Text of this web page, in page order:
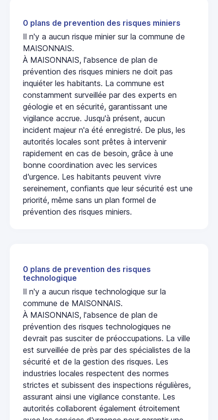
0 plans de prevention des risques miniers
Il n'y a aucun risque minier sur la commune de
MAISONNAIS.
À MAISONNAIS, l'absence de plan de
prévention des risques miniers ne doit pas
inquiéter les habitants. La commune est
constamment surveillée par des experts en
géologie et en sécurité, garantissant une
vigilance accrue. Jusqu'à présent, aucun
incident majeur n'a été enregistré. De plus, les
autorités locales sont prêtes à intervenir
rapidement en cas de besoin, grâce à une
bonne coordination avec les services
d'urgence. Les habitants peuvent vivre
sereinement, confiants que leur sécurité est une
priorité, même sans un plan formel de
prévention des risques miniers.
0 plans de prevention des risques
technologique
Il n'y a aucun risque technologique sur la
commune de MAISONNAIS.
À MAISONNAIS, l'absence de plan de
prévention des risques technologiques ne
devrait pas susciter de préoccupations. La ville
est surveillée de près par des spécialistes de la
sécurité et de la gestion des risques. Les
industries locales respectent des normes
strictes et subissent des inspections régulières,
assurant ainsi une vigilance constante. Les
autorités collaborent également étroitement